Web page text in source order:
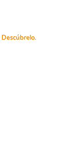
Descúbrelo.